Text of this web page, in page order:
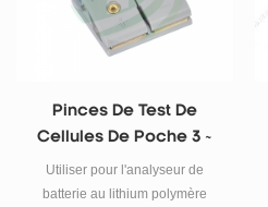
Pinces De Test De
Cellules De Poche 3 ~
5A
Utiliser pour l'analyseur de
batterie au lithium polymère